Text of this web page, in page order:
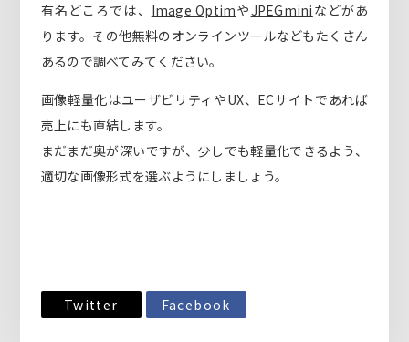
有名どころでは、 Image OptimやJPEGmini などがあ
ります。その他無料のオンラインツールなどもたくさん
あるので調べてみてください。
画像軽量化はユーザビリティやUX、ECサイトであれば
売上にも直結します。
まだまだ奥が深いですが、少しでも軽量化できるよう、
適切な画像形式を選ぶようにしましょう。
Twitter Facebook